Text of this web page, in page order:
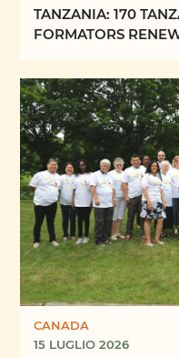
TANZANIA: 170
FORMATORS
CANADA
15 LUGLIO 2026